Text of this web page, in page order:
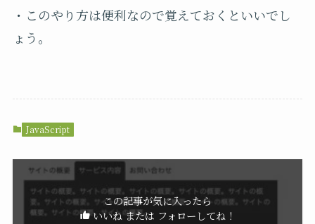
・このやり方は便利なので覚えておくといいでし
ょう。
JavaScript
この記事が気に入ったら
いいね または フォローしてね！